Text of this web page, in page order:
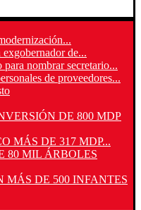
de...
nombrar secretario...
de proveedores...
DE 800 MDP
MÁS DE 317 MDP...
80 MIL ÁRBOLES
DE 500 INFANTES